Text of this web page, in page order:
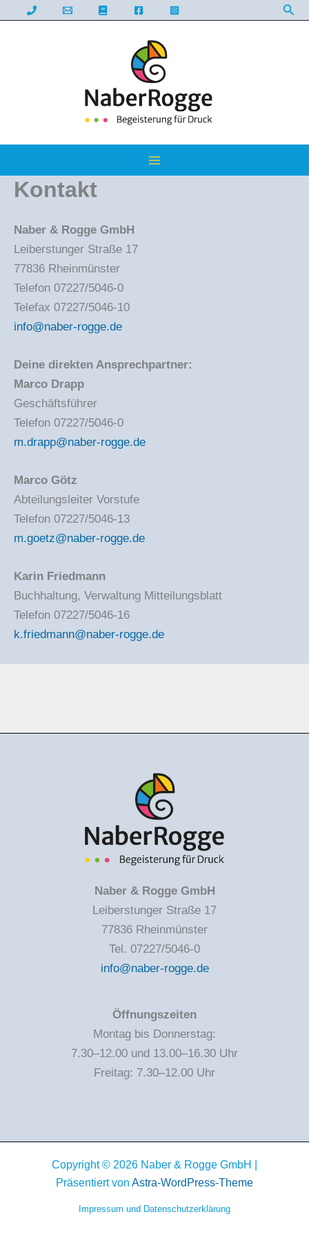
Kontakt
Naber & Rogge GmbH
Leiberstunger Straße 17
77836 Rheinmünster
Telefon 07227/5046-0
Telefax 07227/5046-10
info@naber-rogge.de
Deine direkten Ansprechpartner:
Marco Drapp
Geschäftsführer
Telefon 07227/5046-0
m.drapp@naber-rogge.de
Marco Götz
Abteilungsleiter Vorstufe
Telefon 07227/5046-13
m.goetz@naber-rogge.de
Karin Friedmann
Buchhaltung, Verwaltung Mitteilungsblatt
Telefon 07227/5046-16
k.friedmann@naber-rogge.de
Naber & Rogge GmbH
Leiberstunger Straße 17
77836 Rheinmünster
Tel. 07227/5046-0
info@naber-rogge.de
Öffnungszeiten
Montag bis Donnerstag:
7.30–12.00 und 13.00–16.30 Uhr
Freitag: 7.30–12.00 Uhr
Copyright © 2026 Naber & Rogge GmbH |
Präsentiert von Astra-WordPress-Theme
Impressum und Datenschutzerklärung